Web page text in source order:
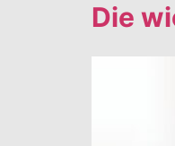
Die